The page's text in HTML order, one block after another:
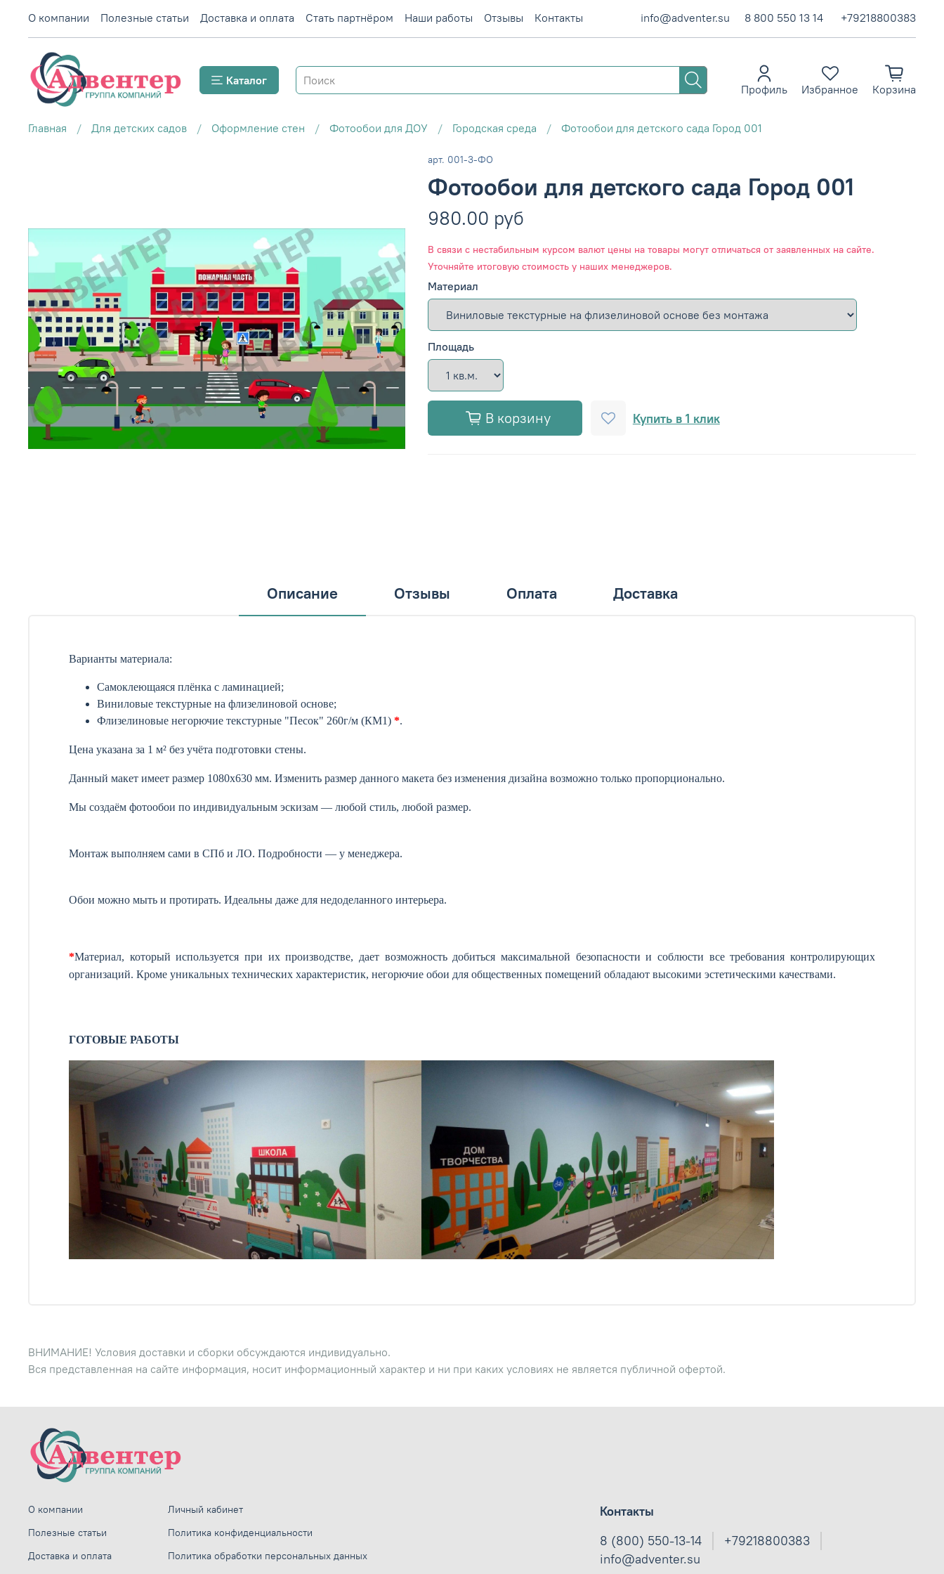
О компании Полезные статьи Доставка и оплата Стать партнёром Наши работы Отзывы Контакты info@adventer.su 8 800 550 13 14 +79218800383
Каталог
Профиль Избранное Корзина
Главная Для детских садов Оформление стен Фотообои для ДОУ Городская среда Фотообои для детского сада Город 001
арт. 001-3-ФО
Фотообои для детского сада Город 001
980.00 руб
В связи с нестабильным курсом валют цены на товары могут отличаться от заявленных на сайте.
Уточняйте итоговую стоимость у наших менеджеров.
Материал
Площадь
В корзину Купить в 1 клик
Описание Отзывы Оплата Доставка
Варианты материала:
Самоклеющаяся плёнка с ламинацией;
Виниловые текстурные на флизелиновой основе;
Флизелиновые негорючие текстурные "Песок" 260г/м (КМ1) *.
Цена указана за 1 м² без учёта подготовки стены.
Данный макет имеет размер 1080х630 мм. Изменить размер данного макета без изменения дизайна возможно только пропорционально.
Мы создаём фотообои по индивидуальным эскизам — любой стиль, любой размер.
Монтаж выполняем сами в СПб и ЛО. Подробности — у менеджера.
Обои можно мыть и протирать. Идеальны даже для недоделанного интерьера.
*Материал, который используется при их производстве, дает возможность добиться максимальной безопасности и соблюсти все требования контролирующих
организаций. Кроме уникальных технических характеристик, негорючие обои для общественных помещений обладают высокими эстетическими качествами.
ГОТОВЫЕ РАБОТЫ
ВНИМАНИЕ! Условия доставки и сборки обсуждаются индивидуально.
Вся представленная на сайте информация, носит информационный характер и ни при каких условиях не является публичной офертой.
О компании
Полезные статьи
Доставка и оплата
Личный кабинет
Политика конфиденциальности
Политика обработки персональных данных
Контакты
8 (800) 550-13-14
+79218800383
info@adventer.su